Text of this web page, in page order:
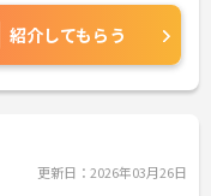
紹介してもらう
更新日：2026年03月26日